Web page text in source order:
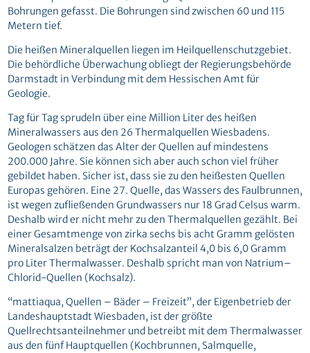
Bohrungen gefasst. Die Bohrungen sind zwischen 60 und 115
Metern tief.
Die heißen Mineralquellen liegen im Heilquellenschutzgebiet.
Die behördliche Überwachung obliegt der Regierungsbehörde
Darmstadt in Verbindung mit dem Hessischen Amt für
Geologie.
Tag für Tag sprudeln über eine Million Liter des heißen
Mineralwassers aus den 26 Thermalquellen Wiesbadens.
Geologen schätzen das Alter der Quellen auf mindestens
200.000 Jahre. Sie können sich aber auch schon viel früher
gebildet haben. Sicher ist, dass sie zu den heißesten Quellen
Europas gehören. Eine 27. Quelle, das Wassers des Faulbrunnen,
ist wegen zufließenden Grundwassers nur 18 Grad Celsus warm.
Deshalb wird er nicht mehr zu den Thermalquellen gezählt. Bei
einer Gesamtmenge von zirka sechs bis acht Gramm gelösten
Mineralsalzen beträgt der Kochsalzanteil 4,0 bis 6,0 Gramm
pro Liter Thermalwasser. Deshalb spricht man von Natrium–
Chlorid-Quellen (Kochsalz).
“mattiaqua, Quellen – Bäder – Freizeit”, der Eigenbetrieb der
Landeshauptstadt Wiesbaden, ist der größte
Quellrechtsanteilnehmer und betreibt mit dem Thermalwasser
aus den fünf Hauptquellen (Kochbrunnen, Salmquelle,